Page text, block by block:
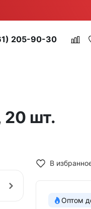
205-90-30
20 шт.
В
Оптом